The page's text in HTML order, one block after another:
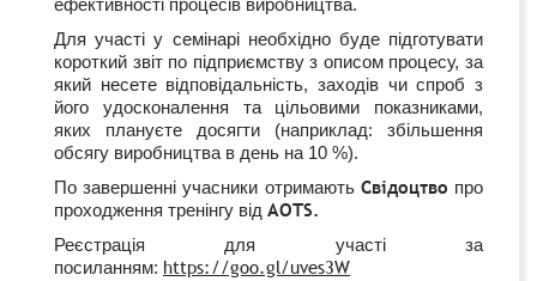
Для участі у семінарі необхіднобуде підготувати
короткий звіт по підприємству з описом процесу, за
який несете відповідальність, заходів чи спроб з
його удосконалення та цільовими показниками,
яких плануєте досягти (наприклад: збільшення
обсягу виробництва в день на 10 %).
По завершенні учасники отримають Свідоцтво про
проходження тренінгу від AOTS.
Реєстрація для участі за
посиланням: https://goo.gl/uves3W